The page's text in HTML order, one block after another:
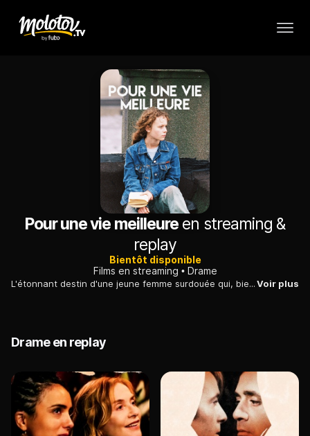
Pour une vie meilleure en streaming &
replay
Bientôt disponible
Films en streaming
Drame
L'étonnant destin d'une jeune femme surdouée qui, bien qu'ayant grandi dans un environnement très peu favorable, gravit un à un tous les échelons sociaux.Voir plus
Drame en replay